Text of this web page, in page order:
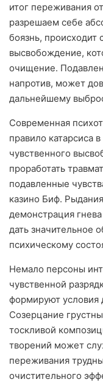
итог переживания
разрешаем себе
боязнь, происходит
высвобождение,
очищение.
напротив, может
дальнейшему
Современная
правило катарсиса
чувственного
проработать
подавленные
казино Биф.
демонстрация
дать значительное
психическому
Немало персоны
чувственной
формируют условия
Созерцание
тоскливой
творений может
переживания
очистительного